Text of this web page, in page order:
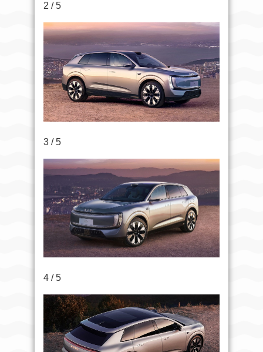
2 / 5
3 / 5
4 / 5